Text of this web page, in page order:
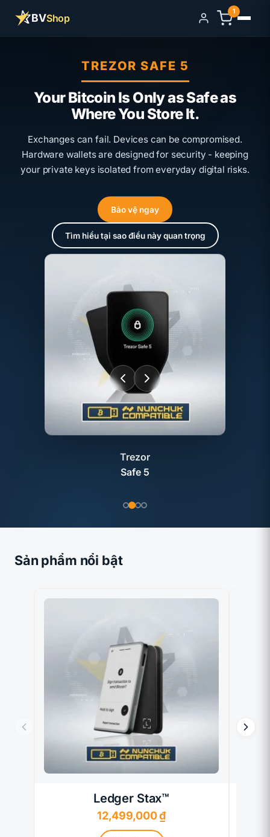
BVShop Đăng nhập
1
TREZOR SAFE 5
Your Bitcoin Is Only as Safe as
Where You Store It.
Exchanges can fail. Devices can be compromised.
Hardware wallets are designed for security - keeping
your private keys isolated from everyday digital risks.
Bảo vệ ngay
Tìm hiểu tại sao điều này quan trọng
Trezor
Safe 5
Sản phẩm nổi bật
Ledger Stax™
12,499,000₫